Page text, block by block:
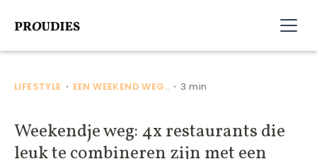
LIFESTYLE • EEN WEEKEND WEG.. • 3 min
Weekendje weg: 4x restaurants die
leuk te combineren zijn met een